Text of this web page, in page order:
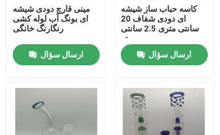
گلس واتر بونگ
بونگ شیشه سیلیکونی
کوارتز بانگر نیل
دکل داب شیشه ای
مینی قارچ دودی شیشه
ای بونگ آب لوله کشی
رنگارنگ خانگی
ارسال سؤال
کاسه حباب ساز شیشه
ای دودی شفاف 20
سانتی متری 2.5 سانتی
متر
ارسال سؤال